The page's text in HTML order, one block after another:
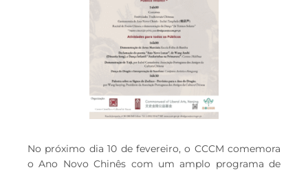
No próximo dia 10 de fevereiro, o CCCM comemora
o Ano Novo Chinês com um amplo programa de